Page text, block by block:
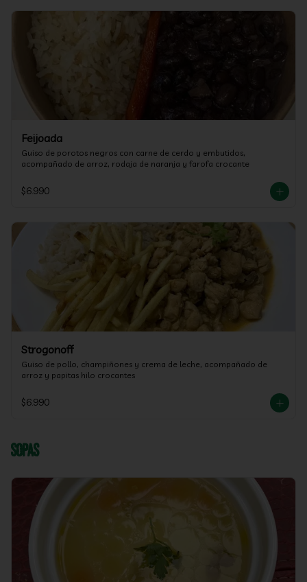
Feijoada
Guiso de porotos negros con carne de cerdo y embutidos,
acompañado de arroz, rodaja de naranja y farofa crocante
$6.990
Strogonoff
Guiso de pollo, champiñones y crema de leche, acompañado de
arroz y papitas hilo crocantes
$6.990
Sopas